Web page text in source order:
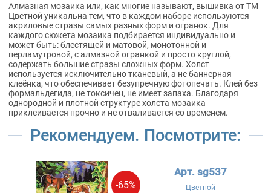
Алмазная мозаика или, как многие называют, вышивка от ТМ
Цветной уникальна тем, что в каждом наборе используются
акриловые стразы самых разных форм и огранок. Для
каждого сюжета мозаика подбирается индивидуально и
может быть: блестящей и матовой, монотонной и
перламутровой, с алмазной огранкой и просто круглой,
содержать большие стразы сложных форм. Холст
используется исключительно тканевый, а не баннерная
клеёнка, что обеспечивает безупречную фотопечать. Клей без
формальдегида, не токсичен, не имеет запаха. Благодаря
однородной и плотной структуре холста мозаика
приклеивается прочно и не отваливается со временем.
Рекомендуем. Посмотрите:
-65%
Арт. sg537
Цветной